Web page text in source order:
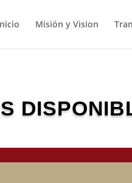
Misión y Vision